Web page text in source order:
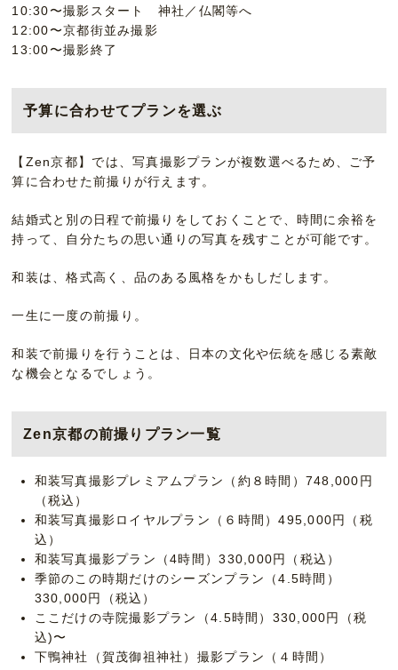
10:30〜撮影スタート 神社／仏閣等へ
12:00〜京都街並み撮影
13:00〜撮影終了
予算に合わせてプランを選ぶ
【Zen京都】では、写真撮影プランが複数選べるため、ご予
算に合わせた前撮りが行えます。
結婚式と別の日程で前撮りをしておくことで、時間に余裕を
持って、自分たちの思い通りの写真を残すことが可能です。
和装は、格式高く、品のある風格をかもしだします。
一生に一度の前撮り。
和装で前撮りを行うことは、日本の文化や伝統を感じる素敵
な機会となるでしょう。
Zen京都の前撮りプラン一覧
和装写真撮影プレミアムプラン（約８時間）748,000円
（税込）
和装写真撮影ロイヤルプラン（６時間）495,000円（税
込）
和装写真撮影プラン（4時間）330,000円（税込）
季節のこの時期だけのシーズンプラン（4.5時間）
330,000円（税込）
ここだけの寺院撮影プラン（4.5時間）330,000円（税
込)〜
下鴨神社（賀茂御祖神社）撮影プラン（４時間）